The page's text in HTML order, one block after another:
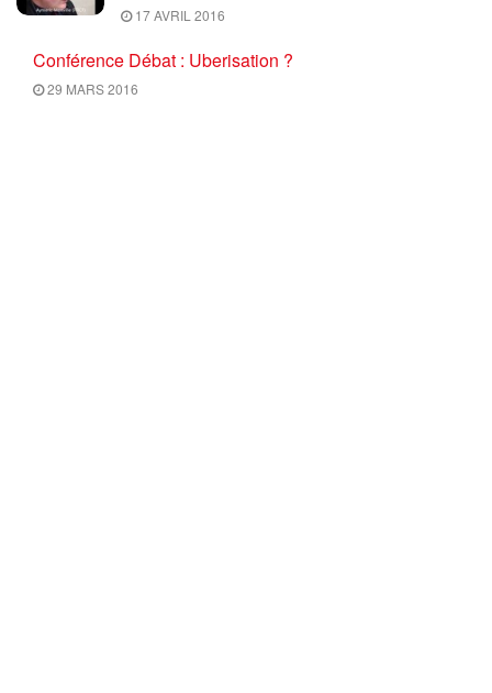
17 AVRIL 2016
Conférence Débat : Uberisation ?
29 MARS 2016